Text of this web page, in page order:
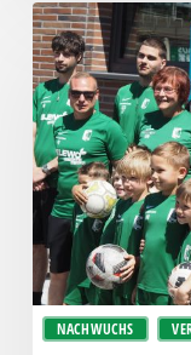
NACHWUCHS
Neues
Funktionsgebäude
feierlich
eröffnet!